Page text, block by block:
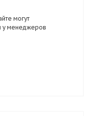
могут
у менеджеров